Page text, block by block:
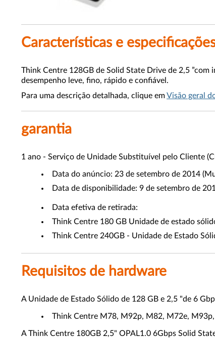
Características e
Think Centre 128GB de Solid State Drive de 2,5
desempenho leve, fino, rápido e confiável.
Para uma descrição detalhada, clique emVisão geral
garantia
1 ano - Serviço de Unidade Substituível pelo Cliente
Data do anúncio: 23 de setembro de 2014
Data de disponibilidade: 9 de setembro de
Data efetiva de retirada:
Think Centre 180 GB Unidade de estado
Think Centre 240GB - Unidade de Estado
Requisitos de hardware
A Unidade de Estado Sólido de 128 GB e 2,5 "de 6
Think Centre M78, M92p, M82, M72e,
A Think Centre 180GB 2,5" OPAL1.0 6Gbps Solid